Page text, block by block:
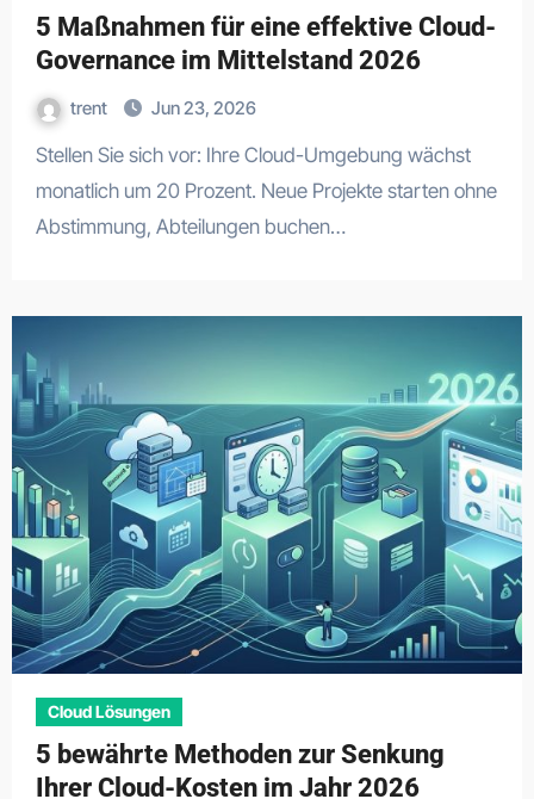
5 Maßnahmen für eine effektive Cloud-
Governance im Mittelstand 2026
trent Jun 23, 2026
Stellen Sie sich vor: Ihre Cloud-Umgebung wächst
monatlich um 20 Prozent. Neue Projekte starten ohne
Abstimmung, Abteilungen buchen…
Cloud Lösungen
5 bewährte Methoden zur Senkung
Ihrer Cloud-Kosten im Jahr 2026